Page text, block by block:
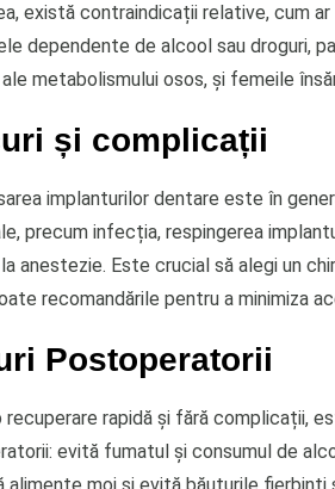
există contraindicații relative, cum
dependente de alcool sau droguri,
metabolismului osos, și femeile
și complicații
implanturilor dentare este în
precum infecția, respingerea
anestezie. Este crucial să alegi un
recomandările pentru a minimiza
Postoperatorii
recuperare rapidă și fără complicații,
evită fumatul și consumul de